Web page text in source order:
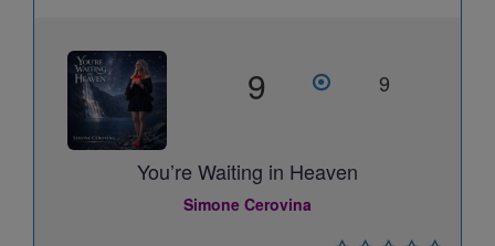
9 9
You’re Waiting in Heaven
Simone Cerovina